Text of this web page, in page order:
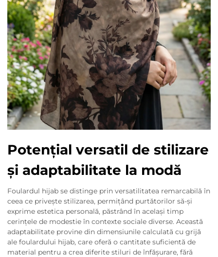
Potențial versatil de stilizare
și adaptabilitate la modă
Foulardul hijab se distinge prin versatilitatea remarcabilă în
ceea ce privește stilizarea, permițând purtătorilor să-și
exprime estetica personală, păstrând în același timp
cerințele de modestie în contexte sociale diverse. Această
adaptabilitate provine din dimensiunile calculată cu grijă
ale foulardului hijab, care oferă o cantitate suficientă de
material pentru a crea diferite stiluri de înfășurare, fără